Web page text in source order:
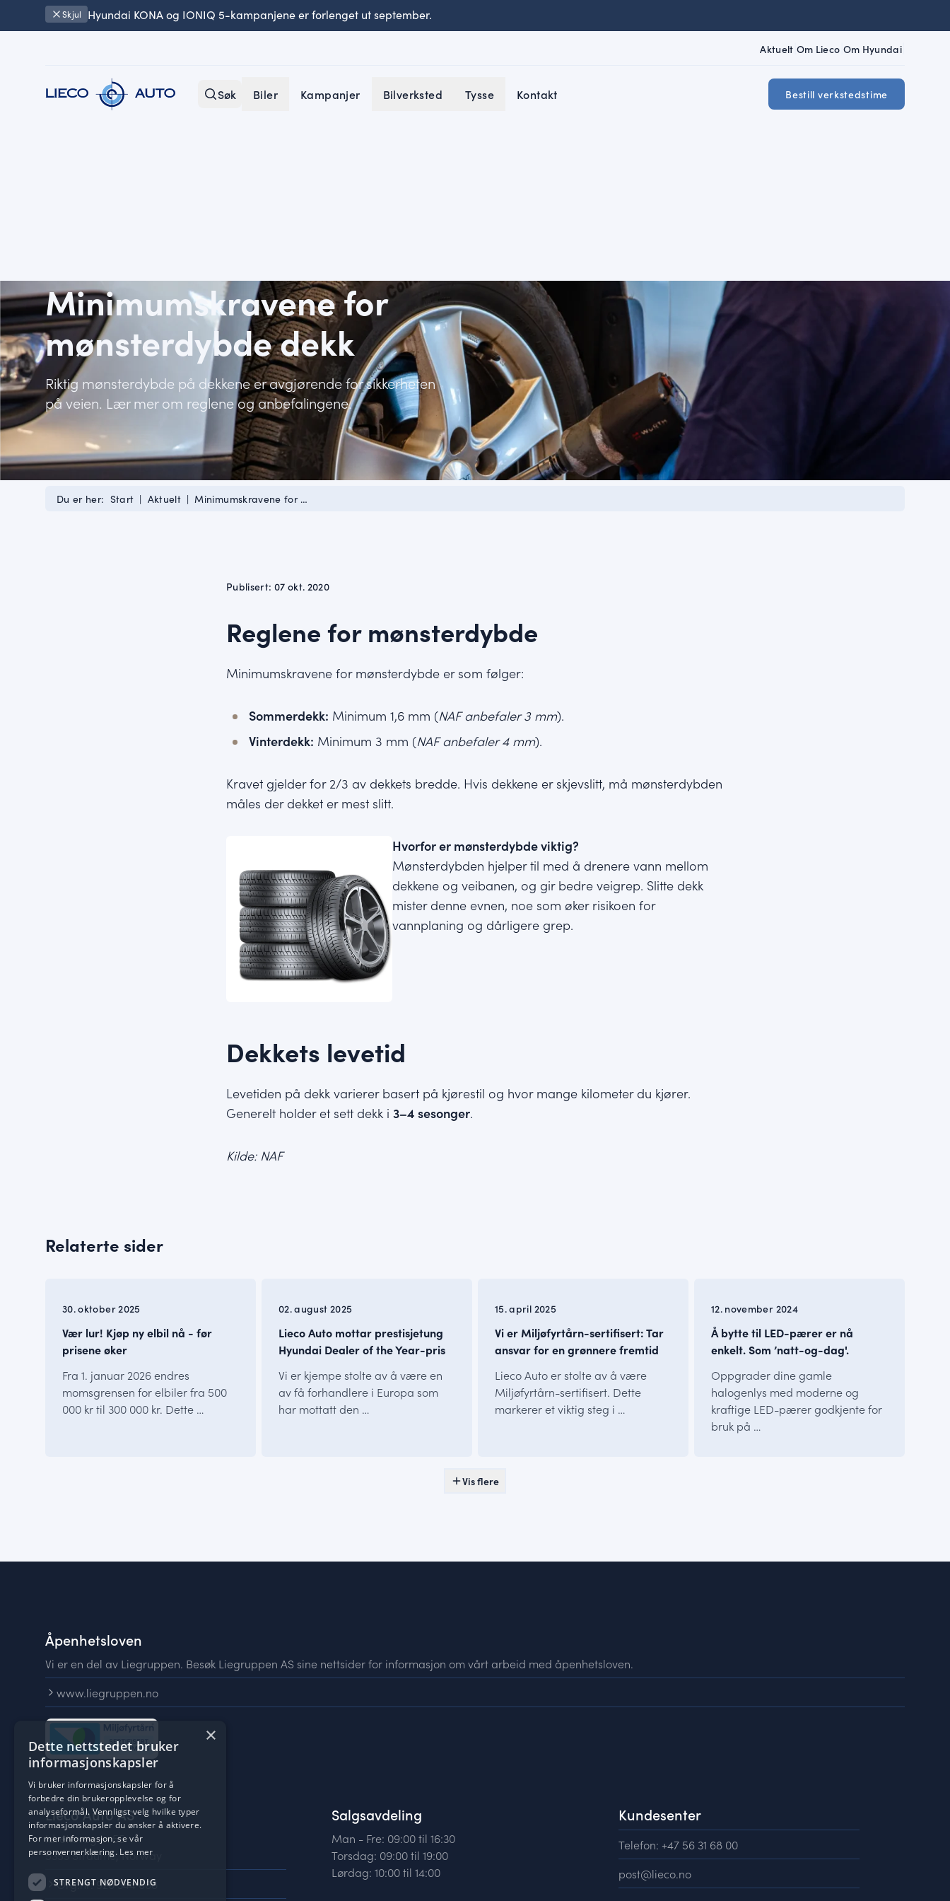
Skjul Hyundai KONA og IONIQ 5-kampanjene er forlenget ut september.
Aktuelt Om Lieco Om Hyundai
Søk Biler Kampanjer Bilverksted Tysse Kontakt Bestill verkstedstime
Minimumskravene for
mønsterdybde dekk
Riktig mønsterdybde på dekkene er avgjørende for sikkerheten
på veien. Lær mer om reglene og anbefalingene.
Du er her: Start | Aktuelt | Minimumskravene for …
Publisert: 07 okt. 2020
Reglene for mønsterdybde
Minimumskravene for mønsterdybde er som følger:
Sommerdekk: Minimum 1,6 mm (NAF anbefaler 3 mm).
Vinterdekk: Minimum 3 mm (NAF anbefaler 4 mm).
Kravet gjelder for 2/3 av dekkets bredde. Hvis dekkene er skjevslitt, må mønsterdybden
måles der dekket er mest slitt.
Hvorfor er mønsterdybde viktig?
Mønsterdybden hjelper til med å drenere vann mellom
dekkene og veibanen, og gir bedre veigrep. Slitte dekk
mister denne evnen, noe som øker risikoen for
vannplaning og dårligere grep.
Dekkets levetid
Levetiden på dekk varierer basert på kjørestil og hvor mange kilometer du kjører.
Generelt holder et sett dekk i 3–4 sesonger.
Kilde: NAF
Relaterte sider
30. oktober 2025
Vær lur! Kjøp ny elbil nå - før
prisene øker
Fra 1. januar 2026 endres
momsgrensen for elbiler fra 500
000 kr til 300 000 kr. Dette …
02. august 2025
Lieco Auto mottar prestisjetung
Hyundai Dealer of the Year-pris
Vi er kjempe stolte av å være en
av få forhandlere i Europa som
har mottatt den …
15. april 2025
Vi er Miljøfyrtårn-sertifisert: Tar
ansvar for en grønnere fremtid
Lieco Auto er stolte av å være
Miljøfyrtårn-sertifisert. Dette
markerer et viktig steg i …
12. november 2024
Å bytte til LED-pærer er nå
enkelt. Som ’natt-og-dag'.
Oppgrader dine gamle
halogenlys med moderne og
kraftige LED-pærer godkjente for
bruk på …
Vis flere
Åpenhetsloven
Vi er en del av Liegruppen. Besøk Liegruppen AS sine nettsider for informasjon om vårt arbeid med åpenhetsloven.
www.liegruppen.no
Lieco Auto AS
Idrettsvegen 55
5353 Straume, Norway
Org.nr: 926 344 668
Salgsavdeling
Man - Fre: 09:00 til 16:30
Torsdag: 09:00 til 19:00
Lørdag: 10:00 til 14:00
Kundesenter
Telefon: +47 56 31 68 00
post@lieco.no
×
Dette nettstedet bruker
informasjonskapsler
Vi bruker informasjonskapsler for å
forbedre din brukeropplevelse og for
analyseformål. Vennligst velg hvilke typer
informasjonskapsler du ønsker å aktivere.
For mer informasjon, se vår
personvernerklæring. Les mer
STRENGT NØDVENDIG